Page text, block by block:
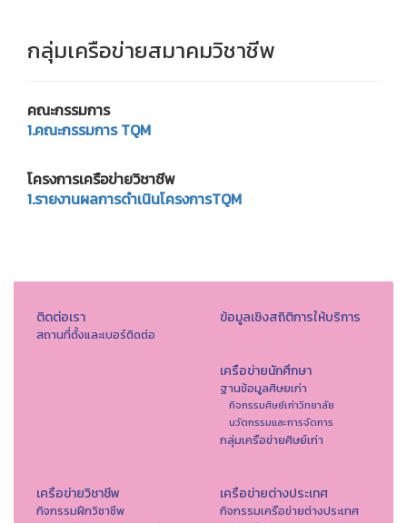
กลุ่มเครือข่ายสมาคมวิชาชีพ
คณะกรรมการ
1.คณะกรรมการ TQM
โครงการเครือข่ายวิชาชีพ
1.รายงานผลการดำเนินโครงการTQM
ติดต่อเรา
สถานที่ตั้งและเบอร์ติดต่อ
ข้อมูลเชิงสถิติการให้บริการ
เครือข่ายนักศึกษา
ฐานข้อมูลศิษยเก่า
กิจกรรมศิษย์เก่าวิทยาลัย
นวัตกรรมและการจัดการ
กลุ่มเครือข่ายศิษย์เก่า
เครือข่ายวิชาชีพ
กิจกรรมฝึกวิชาชีพ
เครือข่ายต่างประเทศ
กิจกรรมเครือข่ายต่างประเทศ